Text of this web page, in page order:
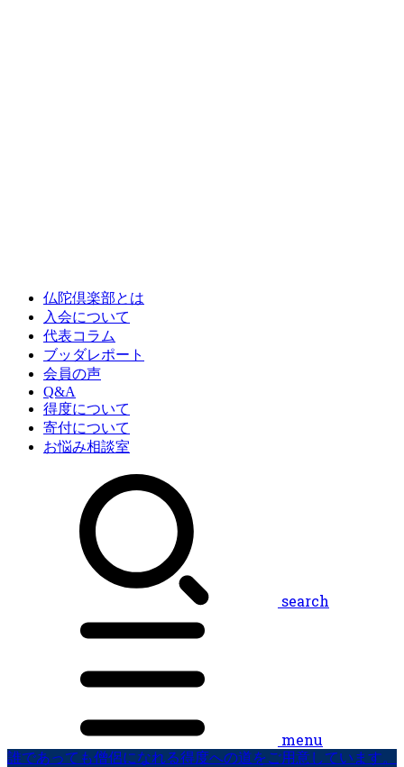
仏陀倶楽部とは
入会について
代表コラム
ブッダレポート
会員の声
Q&A
得度について
寄付について
お悩み相談室
search
menu
誰であっても僧侶になれる得度への道をご用意しています。